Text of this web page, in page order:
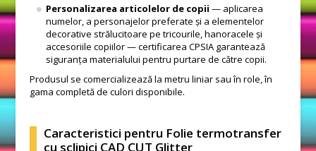
Personalizarea articolelor de copii — aplicarea
numelor, a personajelor preferate și a elementelor
decorative strălucitoare pe tricourile, hanoracele și
accesoriile copiilor — certificarea CPSIA garantează
siguranța materialului pentru purtare de către copii.
Produsul se comercializează la metru liniar sau în role, în
gama completă de culori disponibile.
Caracteristici pentru Folie termotransfer
cu sclipici CAD CUT Glitter